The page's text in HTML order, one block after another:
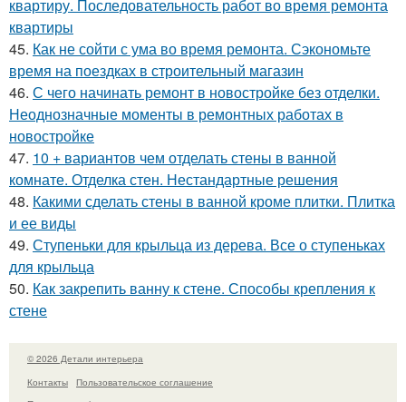
квартиру. Последовательность работ во время ремонта
квартиры
45. Как не сойти с ума во время ремонта. Сэкономьте
время на поездках в строительный магазин
46. С чего начинать ремонт в новостройке без отделки.
Неоднозначные моменты в ремонтных работах в
новостройке
47. 10 + вариантов чем отделать стены в ванной
комнате. Отделка стен. Нестандартные решения
48. Какими сделать стены в ванной кроме плитки. Плитка
и ее виды
49. Ступеньки для крыльца из дерева. Все о ступеньках
для крыльца
50. Как закрепить ванну к стене. Способы крепления к
стене
© 2026 Детали интерьера
Контакты
Пользовательское соглашение